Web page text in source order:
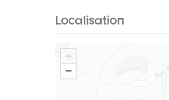
Localisation
+
−